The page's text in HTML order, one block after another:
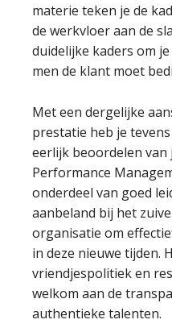
materie teken je de
de werkvloer aan de
duidelijke kaders om
men de klant moet
Met een dergelijke
prestatie heb je
eerlijk beoordelen van
Performance
onderdeel van goed
aanbeland bij het
organisatie om
in deze nieuwe tijden.
vriendjespolitiek en
welkom aan de
authentieke talenten.